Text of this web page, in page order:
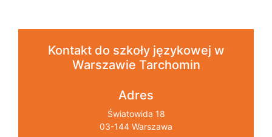
Kontakt do szkoły językowej w
Warszawie Tarchomin
Adres
Światowida 18
03-144 Warszawa